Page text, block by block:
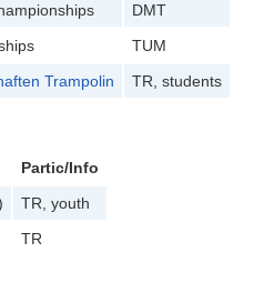
DMT
TUM
Trampolin TR, students
Partic/Info
TR, youth
TR